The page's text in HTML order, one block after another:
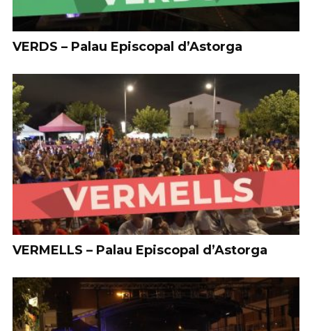
VERDS – Palau Episcopal d’Astorga
VERMELLS – Palau Episcopal d’Astorga